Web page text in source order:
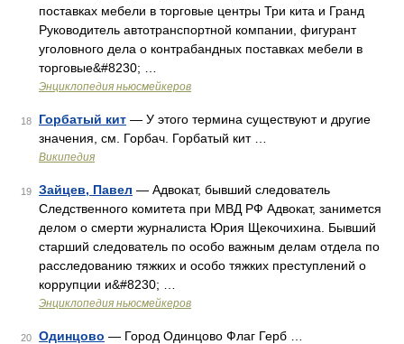
поставках мебели в торговые центры Три кита и Гранд
Руководитель автотранспортной компании, фигурант
уголовного дела о контрабандных поставках мебели в
торговые&#8230; …
Энциклопедия ньюсмейкеров
18 Горбатый кит — У этого термина существуют и другие
значения, см. Горбач. Горбатый кит …
Википедия
19 Зайцев, Павел — Адвокат, бывший следователь
Следственного комитета при МВД РФ Адвокат, занимется
делом о смерти журналиста Юрия Щекочихина. Бывший
старший следователь по особо важным делам отдела по
расследованию тяжких и особо тяжких преступлений о
коррупции и&#8230; …
Энциклопедия ньюсмейкеров
20 Одинцово — Город Одинцово Флаг Герб …